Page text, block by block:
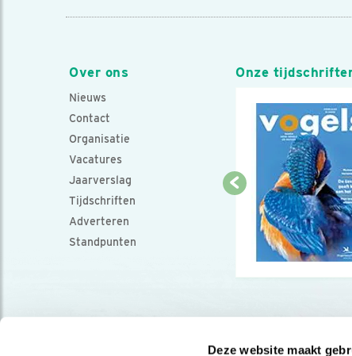
Deze website maakt
Over ons
Nieuws
Contact
Organisatie
Vacatures
Jaarverslag
Tijdschriften
Adverteren
Standpunten
Onze